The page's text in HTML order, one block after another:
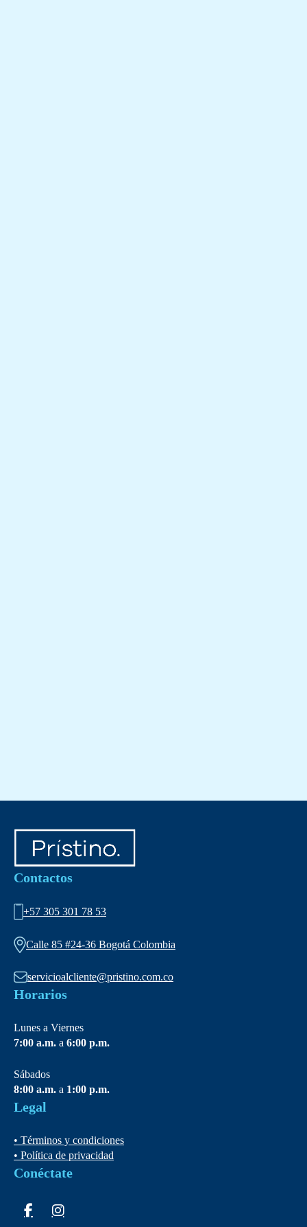
Contactos
+57 305 301 78 53
Calle 85 #24-36 Bogotá Colombia
servicioalcliente@pristino.com.co
Horarios
Lunes a Viernes
7:00 a.m. a 6:00 p.m.
Sábados
8:00 a.m. a 1:00 p.m.
Legal
• Términos y condiciones
• Política de privacidad
Conéctate